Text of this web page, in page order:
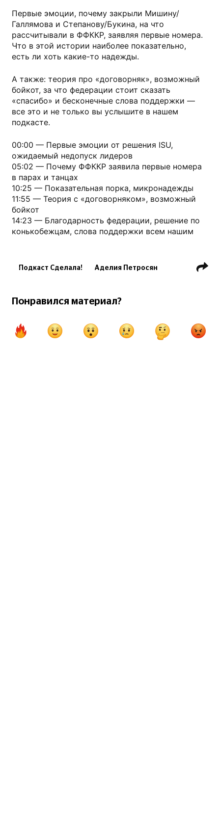
Первые эмоции, почему закрыли Мишину/
Галлямова и Степанову/Букина, на что
рассчитывали в ФФККР, заявляя первые номера.
Что в этой истории наиболее показательно,
есть ли хоть какие-то надежды.
А также: теория про «договорняк», возможный
бойкот, за что федерации стоит сказать
«спасибо» и бесконечные слова поддержки —
все это и не только вы услышите в нашем
подкасте.
00:00 — Первые эмоции от решения ISU,
ожидаемый недопуск лидеров
05:02 — Почему ФФККР заявила первые номера
в парах и танцах
10:25 — Показательная порка, микронадежды
11:55 — Теория с «договорняком», возможный
бойкот
14:23 — Благодарность федерации, решение по
конькобежцам, слова поддержки всем нашим
Подкаст Сделала! Аделия Петросян
Алина Горбачева
А. Мишина / А. Галлямов
Понравился материал?